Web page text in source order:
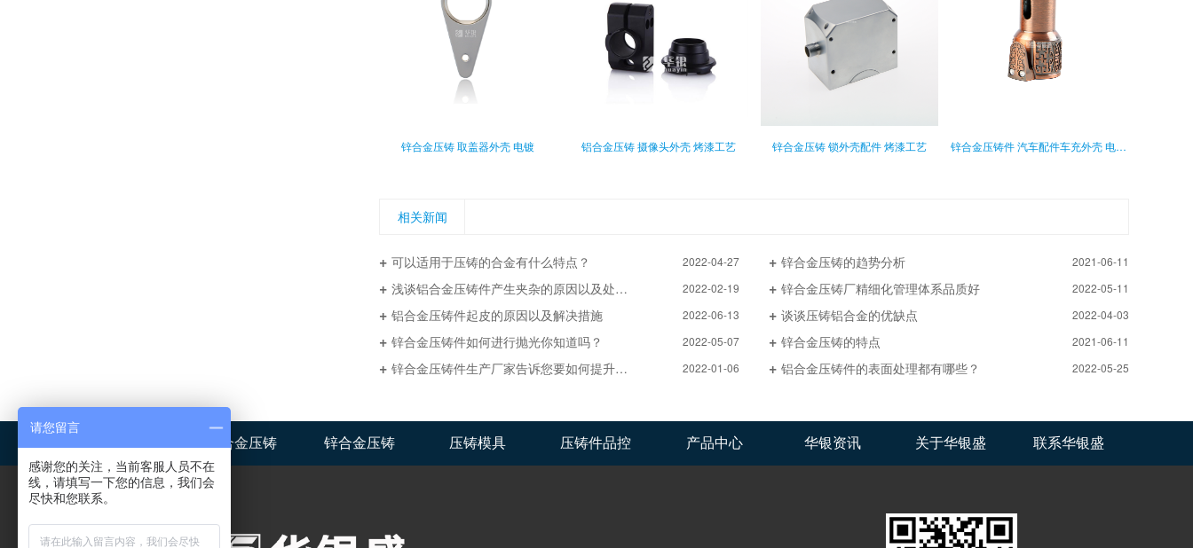
锌合金压铸 取盖器外壳 电镀 铝合金压铸 摄像头外壳 烤漆工艺 锌合金压铸 锁外壳配件 烤漆工艺 锌合金压铸件 汽车配件车充外壳 电镀工艺
相关新闻
可以适用于压铸的合金有什么特点？ 2022-04-27 锌合金压铸的趋势分析 2021-06-11
浅谈铝合金压铸件产生夹杂的原因以及处理方法 2022-02-19 锌合金压铸厂精细化管理体系品质好 2022-05-11
铝合金压铸件起皮的原因以及解决措施 2022-06-13 谈谈压铸铝合金的优缺点 2022-04-03
锌合金压铸件如何进行抛光你知道吗？ 2022-05-07 锌合金压铸的特点 2021-06-11
锌合金压铸件生产厂家告诉您要如何提升模具压铸件的工艺 2022-01-06 铝合金压铸件的表面处理都有哪些？ 2022-05-25
铝合金压铸 锌合金压铸 压铸模具 压铸件品控 产品中心 华银资讯 关于华银盛 联系华银盛
请您留言
感谢您的关注，当前客服人员不在
线，请填写一下您的信息，我们会
尽快和您联系。